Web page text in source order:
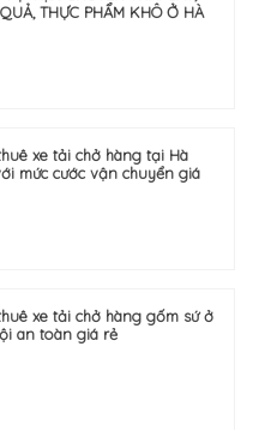
THỰC PHẨM KHÔ Ở HÀ
xe tải chở hàng tại Hà
mức cước vận chuyển giá
xe tải chở hàng gốm sứ ở
an toàn giá rẻ